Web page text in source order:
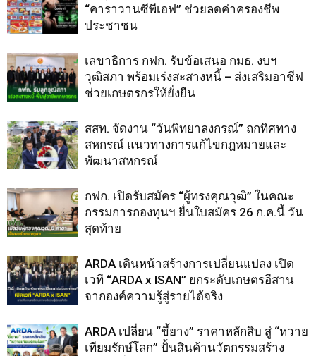
“คาราวานซีพีเอฟ” ช่วยลดค่าครองชีพ
ประชาชน
เลขาธิการ กฟก. รับข้อเสนอ กมธ. งบฯ
วุฒิสภา พร้อมเร่งสะสางหนี้ – ส่งเสริมอาชีฟ
ช่วยเกษตรกรให้ยั่งยืน
สสท. จัดงาน “วันพิทยาลงกรณ์” ถกทิศทาง
สหกรณ์ แนวทางการแก้ไขกฎหมายและ
พัฒนาสหกรณ์
กฟก. เปิดรับสมัคร “ผู้ทรงคุณวุฒิ” ในคณะ
กรรมการกองทุนฯ ยื่นใบสมัคร 26 ก.ค.นี้ วัน
สุดท้าย
ARDA เดินหน้าสร้างการเปลี่ยนแปลง เปิด
เวที “ARDA x ISAN” ยกระดับเกษตรอีสาน
จากองค์ความรู้สู่รายได้จริง
ARDA เปลี่ยน “ขี้ยาง” ราคาหลักสิบ สู่ “หวาย
เทียมรักษ์โลก” ปั้นสินค้านวัตกรรมสร้าง